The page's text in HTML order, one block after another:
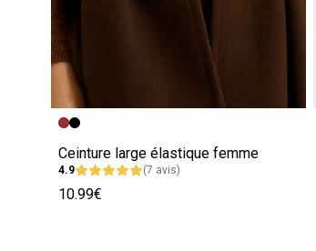
Ceinture large élastique femme
4.9 (7 avis)
10.99€